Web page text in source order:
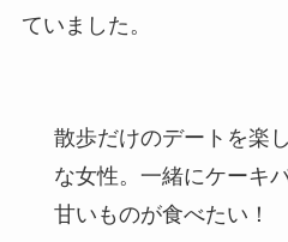
ていました。
散歩だけのデートを楽
な女性。一緒にケーキ
甘いものが食べたい！